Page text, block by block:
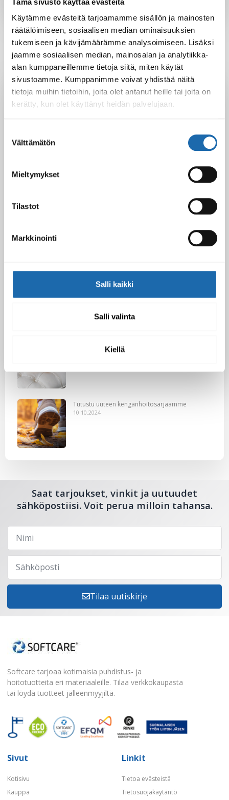
Käytämme evästeitä tarjoamamme sisällön ja mainosten
räätälöimiseen, sosiaalisen median ominaisuuksien
tukemiseen ja kävijämäärämme analysoimiseen. Lisäksi
jaamme sosiaalisen median, mainosalan ja analytiikka-
alan kumppaneillemme tietoja siitä, miten käytät
sivustoamme. Kumppanimme voivat yhdistää näitä
tietoja muihin tietoihin, joita olet antanut heille tai joita on
kerätty, kun olet käyttänyt heidän palvelujaan.
valinta
Välttämätön
Mieltymykset
Tilastot
Markkinointi
Salli kaikki
Salli valinta
Kiellä
Latest Post
Black Friday & cyber Monday 2025!
Black Friday & cyber Monday 2024!
Nahkakalusteiden hoito Softcare aineilla
Tutustu uuteen kengänhoitosarjaamme
10.10.2024
Saat tarjoukset, vinkit ja uutuudet
sähköpostiisi. Voit perua milloin tahansa.
Tilaa uutiskirje
Softcare tarjoaa kotimaisia puhdistus- ja
hoitotuotteita eri materiaaleille. Tilaa verkkokaupasta
tai löydä tuotteet jälleenmyyjiltä.
Sivut
Kotisivu
Kauppa
Linkit
Tietoa evästeistä
Tietosuojakäytäntö